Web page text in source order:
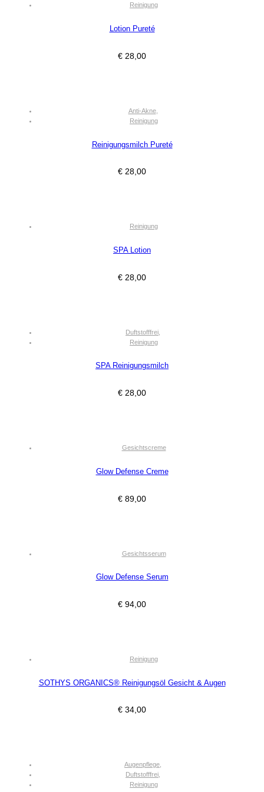
Reinigung
Lotion Pureté
€ 28,00
Anti-Akne,
Reinigung
Reinigungsmilch Pureté
€ 28,00
Reinigung
SPA Lotion
€ 28,00
Duftstofffrei
Reinigung
SPA Reinigungsmilch
€ 28,00
Gesichtscreme
Glow Defense Creme
€ 89,00
Gesichtsserum
Glow Defense Serum
€ 94,00
Reinigung
SOTHYS ORGANICS® Reinigungsöl Gesicht & Augen
€ 34,00
Augenpflege
Duftstofffrei
Reinigung